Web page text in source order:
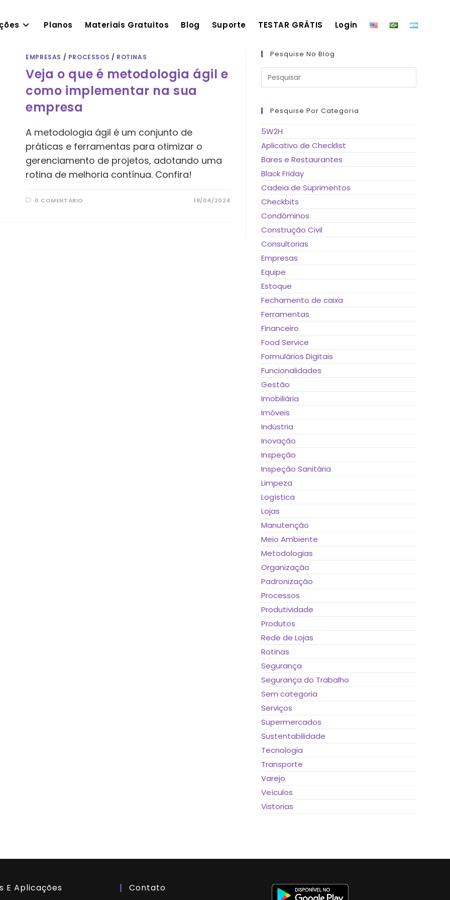
Planos Materiais Gratuitos Blog Suporte TESTAR GRÁTIS Login
EMPRESAS / PROCESSOS / ROTINAS
Veja o que é metodologia ágil e
como implementar na sua
empresa
A metodologia ágil é um conjunto de
práticas e ferramentas para otimizar o
gerenciamento de projetos, adotando uma
rotina de melhoria contínua. Confira!
0 COMENTÁRIO 18/04/2024
Pesquise No Blog
Pressione
tecla
Pesquise Por Categoria
5W2H
Aplicativo de Checklist
Bares e Restaurantes
Black Friday
Cadeia de Suprimentos
Checkbits
Condôminos
Construção Civil
Consultorias
Empresas
Equipe
Estoque
Fechamento de caixa
Ferramentas
Financeiro
Food Service
Formulários Digitais
Funcionalidades
Gestão
Imobiliária
Imóveis
Indústria
Inovação
Inspeção
Inspeção Sanitária
Limpeza
Logística
Lojas
Manutenção
Meio Ambiente
Metodologias
Organização
Padronização
Processos
Produtividade
Produtos
Rede de Lojas
Rotinas
Segurança
Segurança do Trabalho
Sem categoria
Serviços
Supermercados
Sustentabilidade
Tecnologia
Transporte
Varejo
Veículos
Vistorias
E Aplicações Contato